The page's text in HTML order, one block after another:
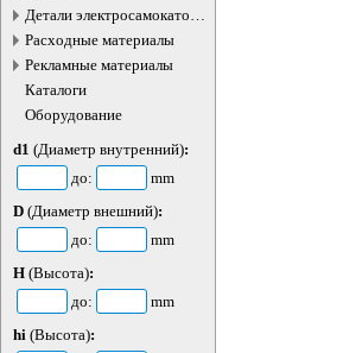
Детали электросамокатов и
электротранспорта
Расходные материалы
Рекламные материалы
Каталоги
Оборудование
d1 (Диаметр внутренний):
до:
mm
D (Диаметр внешний):
до:
mm
H (Высота):
до:
mm
hi (Высота):